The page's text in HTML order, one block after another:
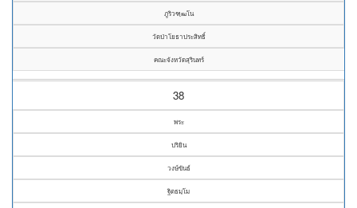
ภูริวฑฺฒโน
วัดป่าโยธาประสิทธิ์
คณะจังหวัดสุรินทร์
38
พระ
ปริยิน
วงษ์ขันธ์
ฐิตธมฺโม